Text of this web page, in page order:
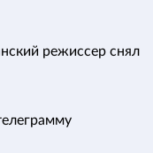
режиссер снял